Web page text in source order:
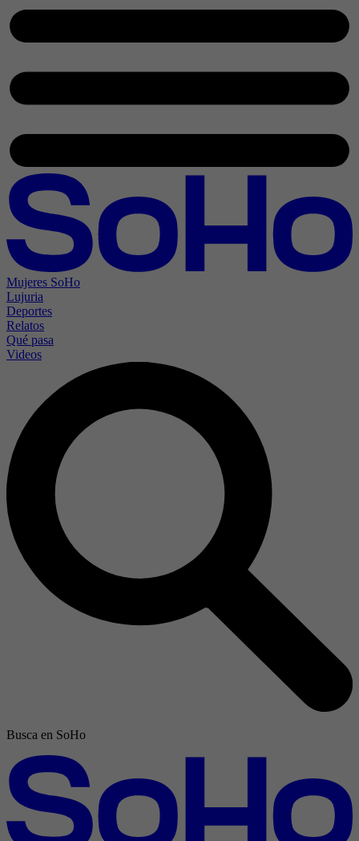
Mujeres SoHo
Lujuria
Deportes
Relatos
Qué pasa
Videos
Busca en SoHo